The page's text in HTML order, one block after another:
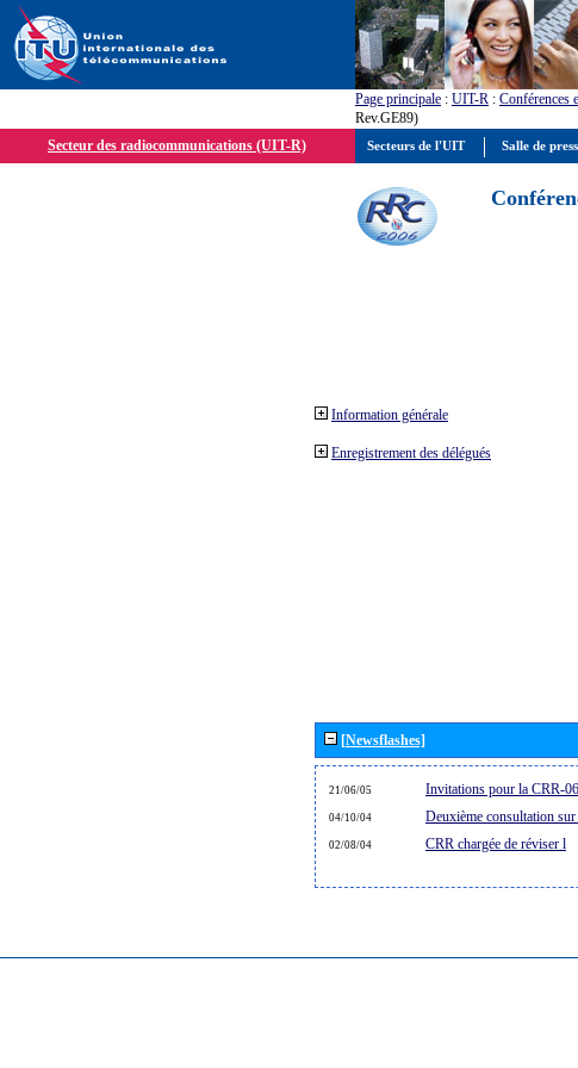
Page principale : UIT-R : Conférences
Rev.GE89)
Secteur des radiocommunications (UIT-R)
Information générale
Enregistrement des délégués
[Newsflashes]
21/06/05 Invitations pour la CRR-
04/10/04 Deuxième consultation
02/08/04 CRR chargée de réviser l
Secteurs de l'UIT Salle de